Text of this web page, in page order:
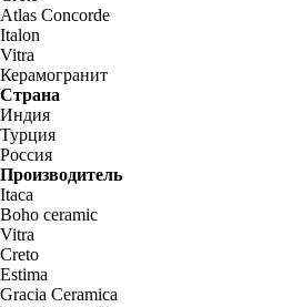
Atlas Concorde
Italon
Vitra
Керамогранит
Страна
Индия
Турция
Россия
Производитель
Itaca
Boho ceramic
Vitra
Creto
Estima
Gracia Ceramica